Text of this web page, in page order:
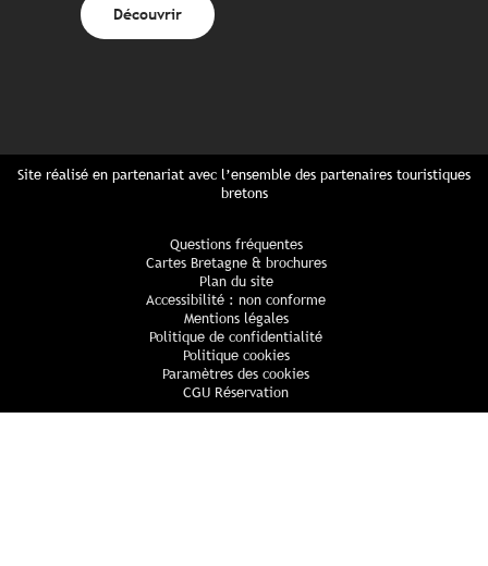
Découvrir
Site réalisé en partenariat avec l’ensemble des partenaires touristiques
bretons
Questions fréquentes
Cartes Bretagne & brochures
Plan du site
Accessibilité : non conforme
Mentions légales
Politique de confidentialité
Politique cookies
Paramètres des cookies
CGU Réservation